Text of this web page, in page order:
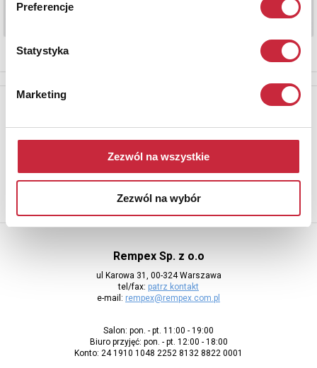
Preferencje
Statystyka
Marketing
Zezwól na wszystkie
Zezwól na wybór
Aby otrzymywać informacje o nowych aukcjach, prosimy podać
adres e-mail
Rempex Sp. z o.o
ul Karowa 31, 00-324 Warszawa
tel/fax: patrz kontakt
e-mail: rempex@rempex.com.pl
Salon: pon. - pt. 11:00 - 19:00
Biuro przyjęć: pon. - pt. 12:00 - 18:00
Konto: 24 1910 1048 2252 8132 8822 0001